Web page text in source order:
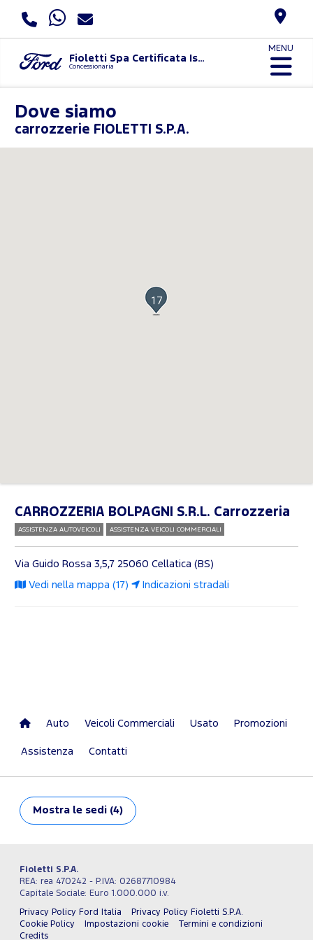
Fioletti Spa Certificata Iso 9001:2015 E Uni Pdr 125:2022
Concessionaria
MENU
Dove siamo
carrozzerie FIOLETTI S.P.A.
17
CARROZZERIA BOLPAGNI S.R.L. Carrozzeria
ASSISTENZA AUTOVEICOLI ASSISTENZA VEICOLI COMMERCIALI
Via Guido Rossa 3,5,7 25060 Cellatica (BS)
Vedi nella mappa (17) Indicazioni stradali
Auto Veicoli Commerciali Usato Promozioni
Assistenza Contatti
Mostra le sedi (4)
Fioletti S.P.A.
REA: rea 470242 - P.IVA: 02687710984
Capitale Sociale: Euro 1.000.000 i.v.
Privacy Policy Ford Italia
Privacy Policy Fioletti S.P.A.
Cookie Policy
Impostazioni cookie
Termini e condizioni
Credits